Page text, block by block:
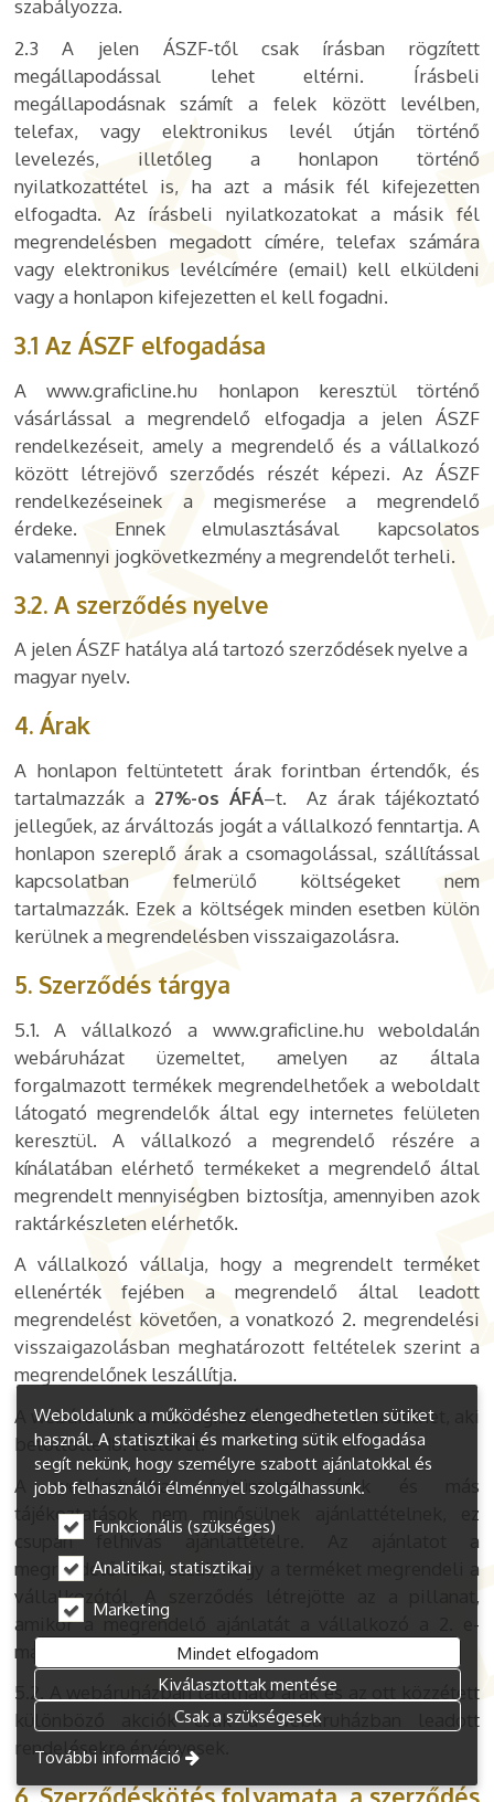
szabályozza.
2.3 A jelen ÁSZF‐től csak írásban rögzített
megállapodással lehet eltérni. Írásbeli
megállapodásnak számít a felek között levélben,
telefax, vagy elektronikus levél útján történő
levelezés, illetőleg a honlapon történő
nyilatkozattétel is, ha azt a másik fél kifejezetten
elfogadta. Az írásbeli nyilatkozatokat a másik fél
megrendelésben megadott címére, telefax számára
vagy elektronikus levélcímére (email) kell elküldeni
vagy a honlapon kifejezetten el kell fogadni.
3.1 Az ÁSZF elfogadása
A www.graficline.hu honlapon keresztül történő
vásárlással a megrendelő elfogadja a jelen ÁSZF
rendelkezéseit, amely a megrendelő és a vállalkozó
között létrejövő szerződés részét képezi. Az ÁSZF
rendelkezéseinek a megismerése a megrendelő
érdeke. Ennek elmulasztásával kapcsolatos
valamennyi jogkövetkezmény a megrendelőt terheli.
3.2. A szerződés nyelve
A jelen ÁSZF hatálya alá tartozó szerződések nyelve a
magyar nyelv.
4. Árak
A honlapon feltüntetett árak forintban értendők, és
tartalmazzák a 27%-os ÁFÁ–t. Az árak tájékoztató
jellegűek, az árváltozás jogát a vállalkozó fenntartja. A
honlapon szereplő árak a csomagolással, szállítással
kapcsolatban felmerülő költségeket nem
tartalmazzák. Ezek a költségek minden esetben külön
kerülnek a megrendelésben visszaigazolásra.
5. Szerződés tárgya
5.1. A vállalkozó a www.graficline.hu weboldalán
webáruházat üzemeltet, amelyen az általa
forgalmazott termékek megrendelhetőek a weboldalt
látogató megrendelők által egy internetes felületen
keresztül. A vállalkozó a megrendelő részére a
kínálatában elérhető termékeket a megrendelő által
megrendelt mennyiségben biztosítja, amennyiben azok
raktárkészleten elérhetők.
A vállalkozó vállalja, hogy a megrendelt terméket
ellenérték fejében a megrendelő által leadott
megrendelést követően, a vonatkozó 2. megrendelési
visszaigazolásban meghatározott feltételek szerint a
megrendelőnek leszállítja.
A webáruházban az regisztrálhat, illetve rendelhet, aki
betöltötte 18. életévét.
A webáruházban feltüntetett árak és más
tájékoztatások nem minősülnek ajánlattételnek, ez
csupán felhívás ajánlattételre. Az ajánlatot a
megrendelő teszi azzal, hogy a terméket megrendeli a
vállalkozótól. A szerződés létrejötte az a pillanat,
amikor a megrendelő ajánlatát a vállalkozó a 2. e-
mailben visszaigazolja.
5.2. A webáruházban található árak és az ott közzétett
különböző akciók csak a webáruházban leadott
rendelésekre érvényesek.
Weboldalunk a működéshez elengedhetetlen sütiket
használ. A statisztikai és marketing sütik elfogadása
segít nekünk, hogy személyre szabott ajánlatokkal és
jobb felhasználói élménnyel szolgálhassunk.
Funkcionális (szükséges)
Analitikai, statisztikai
Marketing
Mindet elfogadom
Kiválasztottak mentése
Csak a szükségesek
További információ